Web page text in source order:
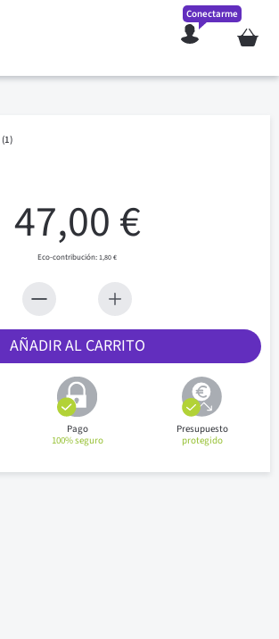
Mi cesta
Conectarme
(1)
47,00 €
1,80 €
AÑADIR AL CARRITO
Pago
100% seguro
Presupuesto
protegido